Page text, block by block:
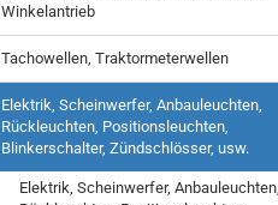
Winkelantrieb
Tachowellen, Traktormeterwellen
Elektrik, Scheinwerfer, Anbauleuchten,
Rückleuchten, Positionsleuchten,
Blinkerschalter, Zündschlösser, usw.
Elektrik, Scheinwerfer,